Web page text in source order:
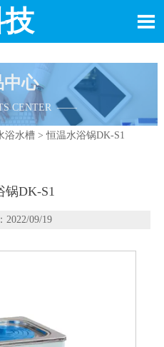

中心
CENTER ——
浴水槽>恒温水浴锅DK-S1
锅DK-S1
2022/09/19